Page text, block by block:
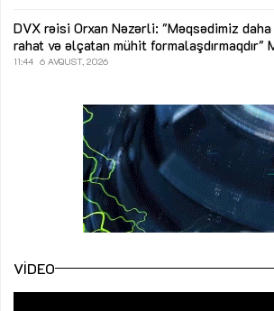
DVX rəisi Orxan Nəzərli: "Məqsədimiz daha
rahat və əlçatan mühit formalaşdırmaqdır"
11:44 6 AVQUST, 2026
VIDEO